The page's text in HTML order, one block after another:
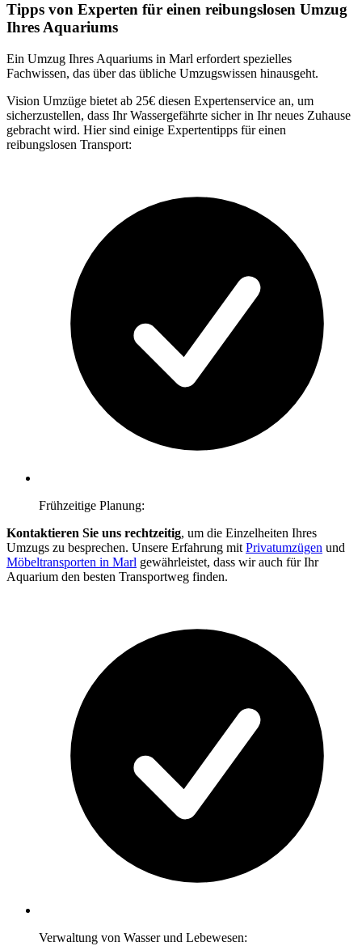
Tipps von Experten für einen reibungslosen Umzug
Ihres Aquariums
Ein Umzug Ihres Aquariums in Marl erfordert spezielles
Fachwissen, das über das übliche Umzugswissen hinausgeht.
Vision Umzüge bietet ab 25€ diesen Expertenservice an, um
sicherzustellen, dass Ihr Wassergefährte sicher in Ihr neues Zuhause
gebracht wird. Hier sind einige Expertentipps für einen
reibungslosen Transport:
Frühzeitige Planung:
Kontaktieren Sie uns rechtzeitig, um die Einzelheiten Ihres
Umzugs zu besprechen. Unsere Erfahrung mit Privatumzügen und
Möbeltransporten in Marl gewährleistet, dass wir auch für Ihr
Aquarium den besten Transportweg finden.
Verwaltung von Wasser und Lebewesen: